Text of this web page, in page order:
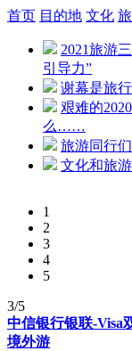
首页 目的地 文化
2021旅游
引导力”
谢幕是旅
艰难的
么……
旅游同行
文化和旅
1
2
3
4
5
3/5
中信银行银联-Visa
境外游